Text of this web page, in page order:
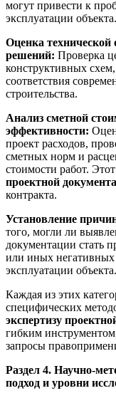
могут привести к
эксплуатации объекта.
Оценка технической
решений: Проверка
конструктивных
соответствия
строительства.
Анализ сметной
эффективности:
проект расходов,
сметных норм и
стоимости работ.
проектной
контракта.
Установление
того, могли ли
документации стать
или иных негативных
эксплуатации объекта.
Каждая из этих
специфических
экспертизу
гибким
запросы
Раздел 4. Научно-
подход и уровни